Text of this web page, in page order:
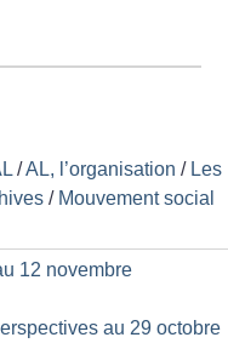
/AL, l’organisation / Les
/ Mouvement social
12 novembre
au 29 octobre